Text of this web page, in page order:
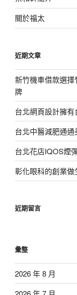
關於福太
近期文章
新竹機車借款選
牌
台北網頁設計擁
台北中醫減肥通
台北花店IQOS煙
彰化眼科的創業
近期留言
彙整
2026 年 8 月